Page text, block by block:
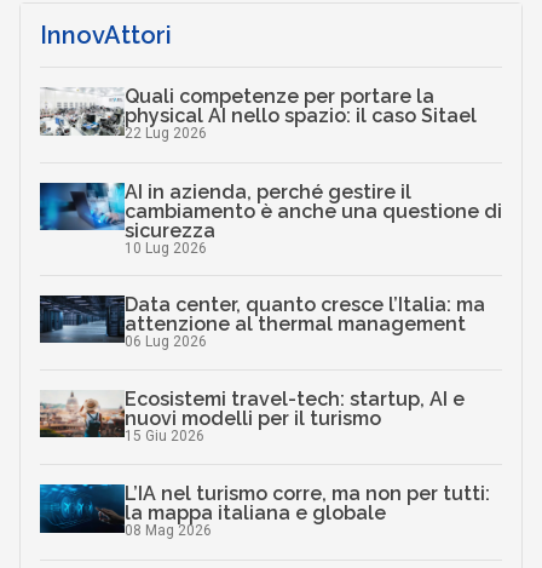
InnovAttori
Quali competenze per portare la
physical AI nello spazio: il caso Sitael
22 Lug 2026
AI in azienda, perché gestire il
cambiamento è anche una questione di
sicurezza
10 Lug 2026
Data center, quanto cresce l’Italia: ma
attenzione al thermal management
06 Lug 2026
Ecosistemi travel-tech: startup, AI e
nuovi modelli per il turismo
15 Giu 2026
L’IA nel turismo corre, ma non per tutti:
la mappa italiana e globale
08 Mag 2026